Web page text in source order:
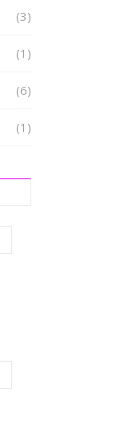
(3)
(1)
(6)
(1)